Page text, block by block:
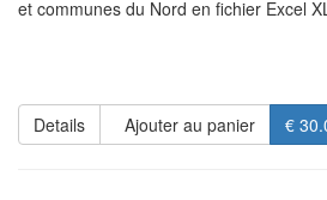
et communes du Nord en fichier Excel
Details Ajouter au panier €